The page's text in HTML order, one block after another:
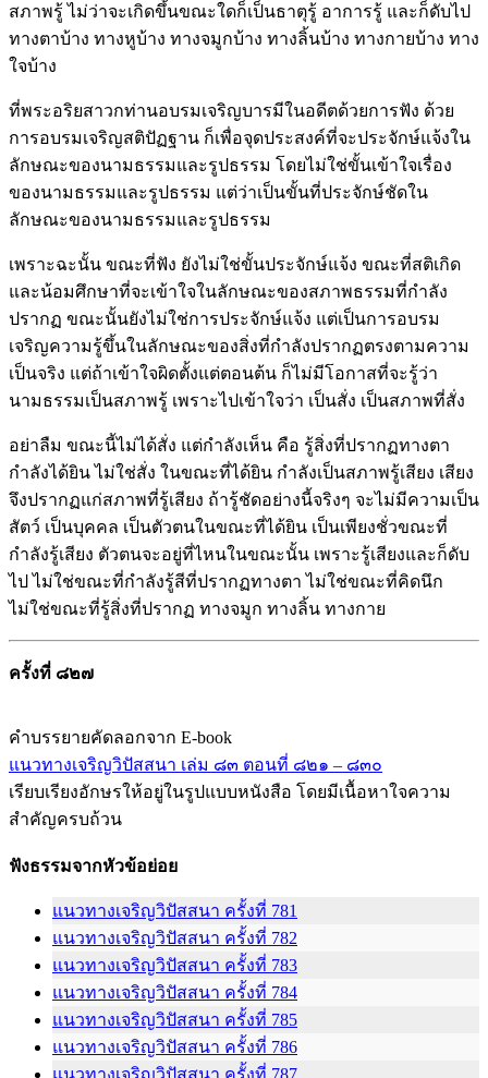
สภาพรู้ ไม่ว่าจะเกิดขึ้นขณะใดก็เป็นธาตุรู้ อาการรู้ และก็ดับไป
ทางตาบ้าง ทางหูบ้าง ทางจมูกบ้าง ทางลิ้นบ้าง ทางกายบ้าง ทาง
ใจบ้าง
ที่พระอริยสาวกท่านอบรมเจริญบารมีในอดีตด้วยการฟัง ด้วย
การอบรมเจริญสติปัฏฐาน ก็เพื่อจุดประสงค์ที่จะประจักษ์แจ้งใน
ลักษณะของนามธรรมและรูปธรรม โดยไม่ใช่ขั้นเข้าใจเรื่อง
ของนามธรรมและรูปธรรม แต่ว่าเป็นขั้นที่ประจักษ์ชัดใน
ลักษณะของนามธรรมและรูปธรรม
เพราะฉะนั้น ขณะที่ฟัง ยังไม่ใช่ขั้นประจักษ์แจ้ง ขณะที่สติเกิด
และน้อมศึกษาที่จะเข้าใจในลักษณะของสภาพธรรมที่กำลัง
ปรากฏ ขณะนั้นยังไม่ใช่การประจักษ์แจ้ง แต่เป็นการอบรม
เจริญความรู้ขึ้นในลักษณะของสิ่งที่กำลังปรากฏตรงตามความ
เป็นจริง แต่ถ้าเข้าใจผิดตั้งแต่ตอนต้น ก็ไม่มีโอกาสที่จะรู้ว่า
นามธรรมเป็นสภาพรู้ เพราะไปเข้าใจว่า เป็นสั่ง เป็นสภาพที่สั่ง
อย่าลืม ขณะนี้ไม่ได้สั่ง แต่กำลังเห็น คือ รู้สิ่งที่ปรากฏทางตา
กำลังได้ยิน ไม่ใช่สั่ง ในขณะที่ได้ยิน กำลังเป็นสภาพรู้เสียง เสียง
จึงปรากฏแก่สภาพที่รู้เสียง ถ้ารู้ชัดอย่างนี้จริงๆ จะไม่มีความเป็น
สัตว์ เป็นบุคคล เป็นตัวตนในขณะที่ได้ยิน เป็นเพียงชั่วขณะที่
กำลังรู้เสียง ตัวตนจะอยู่ที่ไหนในขณะนั้น เพราะรู้เสียงและก็ดับ
ไป ไม่ใช่ขณะที่กำลังรู้สีที่ปรากฏทางตา ไม่ใช่ขณะที่คิดนึก
ไม่ใช่ขณะที่รู้สิ่งที่ปรากฏ ทางจมูก ทางลิ้น ทางกาย
ครั้งที่ ๘๒๗
คำบรรยายคัดลอกจาก E-book
แนวทางเจริญวิปัสสนา เล่ม ๘๓ ตอนที่ ๘๒๑ – ๘๓๐
เรียบเรียงอักษรให้อยู่ในรูปแบบหนังสือ โดยมีเนื้อหาใจความ
สำคัญครบถ้วน
ฟังธรรมจากหัวข้อย่อย
แนวทางเจริญวิปัสสนา ครั้งที่ 781
แนวทางเจริญวิปัสสนา ครั้งที่ 782
แนวทางเจริญวิปัสสนา ครั้งที่ 783
แนวทางเจริญวิปัสสนา ครั้งที่ 784
แนวทางเจริญวิปัสสนา ครั้งที่ 785
แนวทางเจริญวิปัสสนา ครั้งที่ 786
แนวทางเจริญวิปัสสนา ครั้งที่ 787